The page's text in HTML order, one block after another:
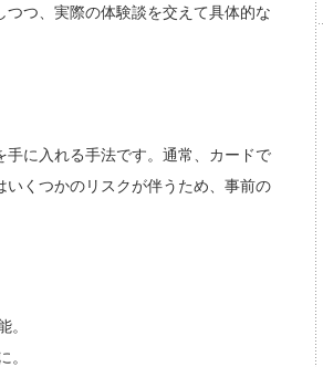
つ、実際の体験談を交えて具体的な
に入れる手法です。通常、カードで
くつかのリスクが伴うため、事前の
。
。